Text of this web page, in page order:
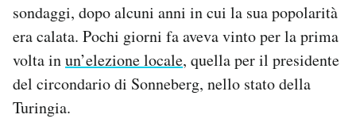
sondaggi, dopo alcuni anni in cui la sua popolarità
era calata. Pochi giorni fa aveva vinto per la prima
volta inun’elezione locale, quella per il presidente
del circondario di Sonneberg, nello stato della
Turingia.